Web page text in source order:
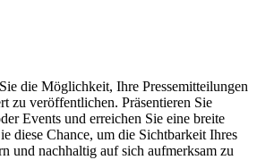
die Möglichkeit, Ihre Pressemitteilungen
zu veröffentlichen. Präsentieren Sie
Events und erreichen Sie eine breite
diese Chance, um die Sichtbarkeit Ihres
und nachhaltig auf sich aufmerksam zu